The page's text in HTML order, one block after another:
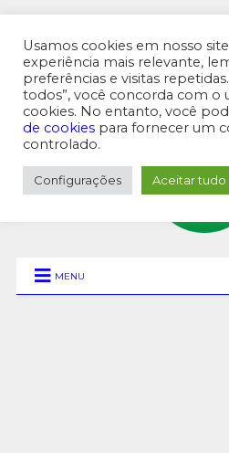
MENU SUPERIOR
MENU
Usamos cookies em nosso
experiência mais relevante,
preferências e visitas
todos”, você concorda com o
cookies. No entanto, você
de cookies para fornecer um
controlado.
Configurações Aceitar tudo